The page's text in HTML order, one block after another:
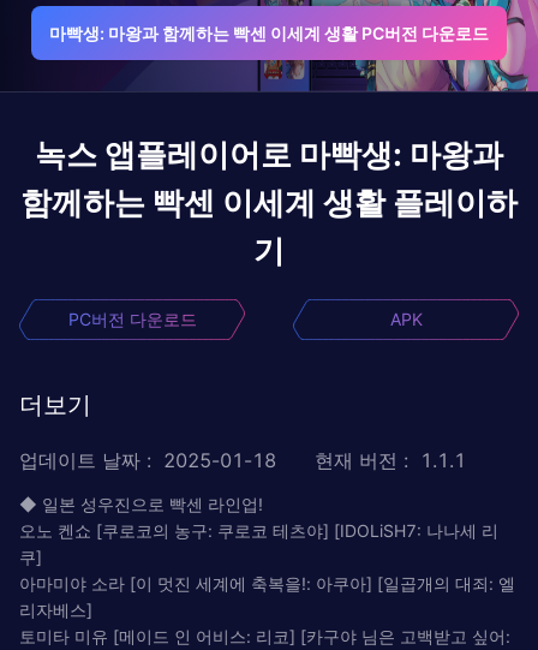
마빡생: 마왕과 함께하는 빡센 이세계 생활 PC버전 다운로드
녹스 앱플레이어로 마빡생: 마왕과
함께하는 빡센 이세계 생활 플레이하
기
PC버전 다운로드 APK
더보기
업데이트 날짜 : 2025-01-18 현재 버전 : 1.1.1
◆ 일본 성우진으로 빡센 라인업!
오노 켄쇼 [쿠로코의 농구: 쿠로코 테츠야] [IDOLiSH7: 나나세 리
쿠]
아마미야 소라 [이 멋진 세계에 축복을!: 아쿠아] [일곱개의 대죄: 엘
리자베스]
토미타 미유 [메이드 인 어비스: 리코] [카구야 님은 고백받고 싶어: